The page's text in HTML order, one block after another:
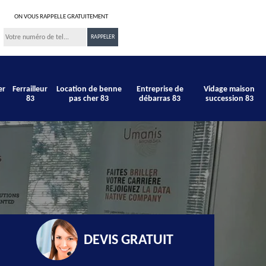
ON VOUS RAPPELLE GRATUITEMENT
Ferrailleur
83
Location de benne
pas cher 83
Entreprise de
débarras 83
Vidage maison
succession 83
DEVIS GRATUIT